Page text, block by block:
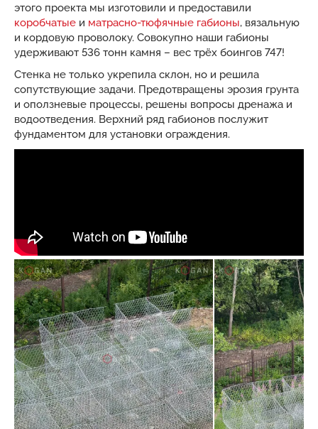
этого проекта мы изготовили и предоставили
коробчатые и матрасно-тюфячные габионы, вязальную
и кордовую проволоку. Совокупно наши габионы
удерживают 536 тонн камня – вес трёх боингов 747!
Стенка не только укрепила склон, но и решила
сопутствующие задачи. Предотвращены эрозия грунта
и оползневые процессы, решены вопросы дренажа и
водоотведения. Верхний ряд габионов послужит
фундаментом для установки ограждения.